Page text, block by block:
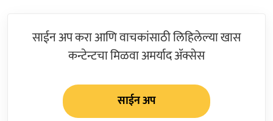
साईन अप करा आणि वाचकांसाठी लिहिलेल्या खास
कन्टेन्टचा मिळवा अमर्याद ॲक्सेस
साईन अप